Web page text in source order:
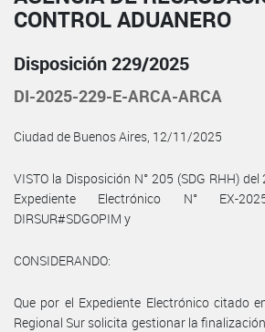
CONTROL ADUANERO
Disposición 229/2025
DI-2025-229-E-ARCA-ARCA
Ciudad de Buenos Aires, 12/11/2025
VISTO la Disposición N° 205 (SDG RHH)
Expediente Electrónico N° EX-
DIRSUR#SDGOPIM y
CONSIDERANDO:
Que por el Expediente Electrónico citado
Regional Sur solicita gestionar la